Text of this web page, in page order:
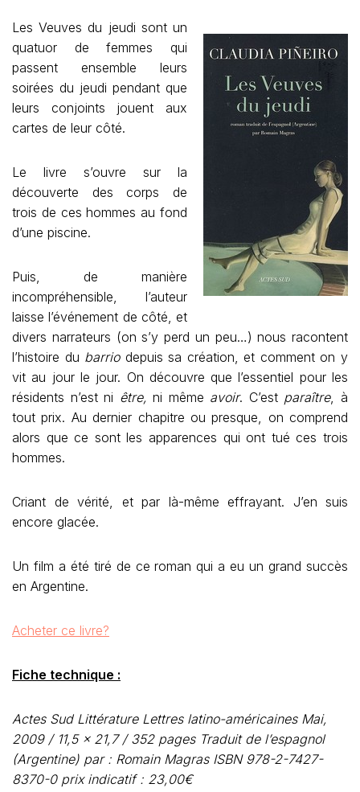
Les Veuves du jeudi sont un
quatuor de femmes qui
passent ensemble leurs
soirées du jeudi pendant que
leurs conjoints jouent aux
cartes de leur côté.
Le livre s’ouvre sur la
découverte des corps de
trois de ces hommes au fond
d’une piscine.
Puis, de manière
incompréhensible, l’auteur
laisse l’événement de côté, et
divers narrateurs (on s’y perd un peu…) nous racontent
l’histoire du barriodepuis sa création, et comment on y
vit au jour le jour. On découvre que l’essentiel pour les
résidents n’est ni être, ni même avoir. C’est paraître, à
tout prix. Au dernier chapitre ou presque, on comprend
alors que ce sont les apparences qui ont tué ces trois
hommes.
Criant de vérité, et par là-même effrayant. J’en suis
encore glacée.
Un film a été tiré de ce roman qui a eu un grand succès
en Argentine.
Acheter ce livre?
Fiche technique :
Actes Sud Littérature Lettres latino-américaines Mai,
2009 / 11,5 x 21,7 / 352 pages Traduit de l’espagnol
(Argentine) par : Romain Magras ISBN 978-2-7427-
8370-0 prix indicatif : 23,00€